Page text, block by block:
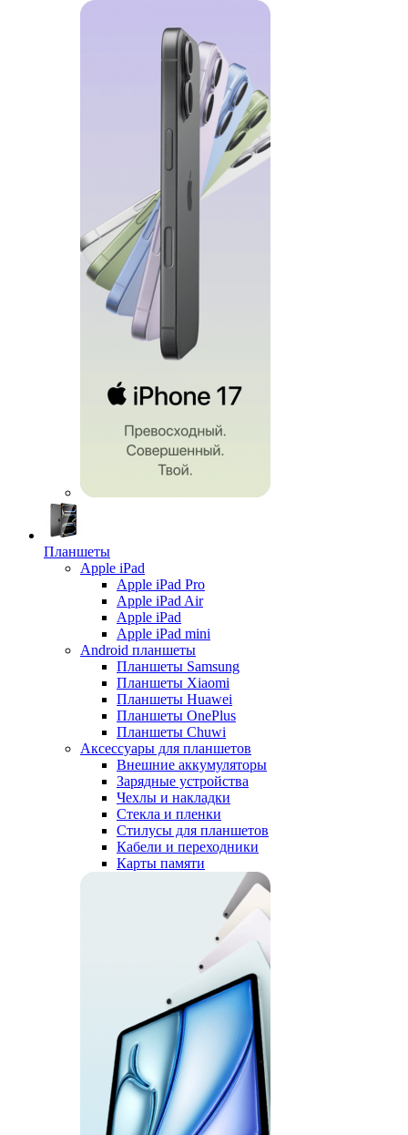
Планшеты
Apple iPad
Apple iPad Pro
Apple iPad Air
Apple iPad
Apple iPad mini
Android планшеты
Планшеты Samsung
Планшеты Xiaomi
Планшеты Huawei
Планшеты OnePlus
Планшеты Chuwi
Аксессуары для планшетов
Внешние аккумуляторы
Зарядные устройства
Чехлы и накладки
Стекла и пленки
Стилусы для планшетов
Кабели и переходники
Карты памяти